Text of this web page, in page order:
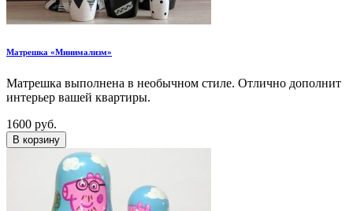
Матрешка «Минимализм»
Матрешка выполнена в необычном стиле. Отлично дополнит
интерьер вашей квартиры.
1600 руб.
В корзину